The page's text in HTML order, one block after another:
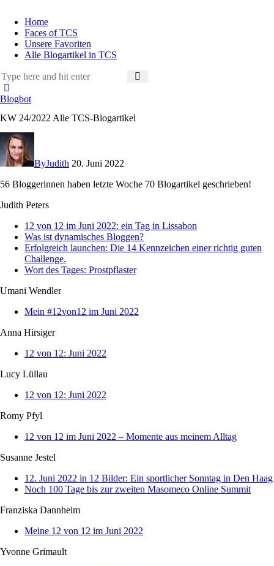
Home
Faces of TCS
Unsere Favoriten
Alle Blogartikel in TCS
Blogbot
KW 24/2022 Alle TCS-Blogartikel
ByJudith 20. Juni 2022
56 Bloggerinnen haben letzte Woche 70 Blogartikel geschrieben!
Judith Peters
12 von 12 im Juni 2022: ein Tag in Lissabon
Was ist dynamisches Bloggen?
Erfolgreich launchen: Die 14 Kennzeichen einer richtig guten
Challenge.
Wort des Tages: Prostpflaster
Umani Wendler
Mein #12von12 im Juni 2022
Anna Hirsiger
12 von 12: Juni 2022
Lucy Lüllau
12 von 12: Juni 2022
Romy Pfyl
12 von 12 im Juni 2022 – Momente aus meinem Alltag
Susanne Jestel
12. Juni 2022 in 12 Bilder: Ein sportlicher Sonntag in Den Haag
Noch 100 Tage bis zur zweiten Masomeco Online Summit
Franziska Dannheim
Meine 12 von 12 im Juni 2022
Yvonne Grimault